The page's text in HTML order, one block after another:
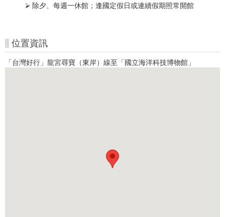
⮚ 除夕、每週一休館；逢國定假日或連續假期照常開館
位置資訊
「台灣好行」龍宮尋寶（東岸）線至「國立海洋科技博物館」